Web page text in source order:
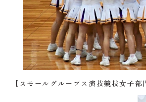
【スモールグループス演技競技女子